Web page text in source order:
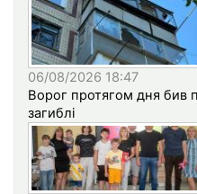
06/08/2026 18:47
Ворог протягом дня бив
загиблі